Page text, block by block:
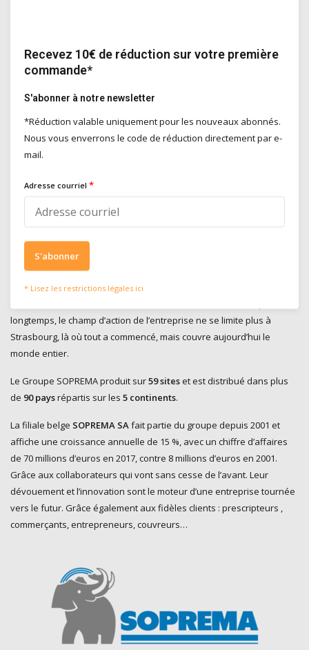
Le « Mammouth », tel était le nom de la première invention avec
laquelle Charles Geisen a jeté les bases de l’actuel Groupe
chaud. Le résultat ? Un produit d’étanchéité particulièrement
maniable et efficace. Rien d’étonnant dès lors à ce que le mammouth
soit devenu le logo de l’entreprise !
Depuis lors, le Groupe SOPREMA propose un
large de produits pourl’étanchéité
longtemps, le champ d’action de l’entreprise ne se limite plus à
Strasbourg, là où tout a commencé, mais couvre aujourd’hui le
monde entier.
Le Groupe SOPREMA produit sur59 sites et est distribué dans plus
de 90 paysrépartis sur les 5 continents.
La filiale belge SOPREMA SAfait partie du groupe depuis 2001 et
affiche une croissance annuelle de 15 %, avec un chiffre d’affaires
de 70 millions d’euros en 2017, contre 8 millions d’euros en 2001.
Grâce aux collaborateurs qui vont sans cesse de l’avant. Leur
dévouement et l’innovation sont le moteur d’une entreprise tournée
vers le futur. Grâce également aux fidèles clients : prescripteurs ,
commerçants, entrepreneurs, couvreurs…
Recevez 10€ de réduction sur votre première
commande*
S'abonner à notre newsletter
*Réduction valable uniquement pour les nouveaux abonnés.
Nous vous enverrons le code de réduction directement par e-
mail.
Adresse courriel *
S'abonner
* Lisez les restrictions légales ici